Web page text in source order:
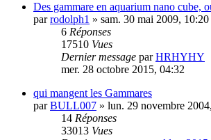
Des gammare en aquarium nano cube,
parrodolph1 » sam. 30 mai 2009, 10:20
6 Réponses
17510 Vues
Dernier message parHRHYHY
mer. 28 octobre 2015, 04:32
qui mangent les Gammares
parBULL007 » lun. 29 novembre
14 Réponses
33013 Vues